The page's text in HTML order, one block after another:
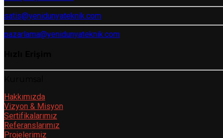
satis@yenidunyateknik.com
pazarlama@yenidunyateknik.com
Hakkımızda
Vizyon & Misyon
Sertifikalarımız
Referanslarımız
Projelerimiz